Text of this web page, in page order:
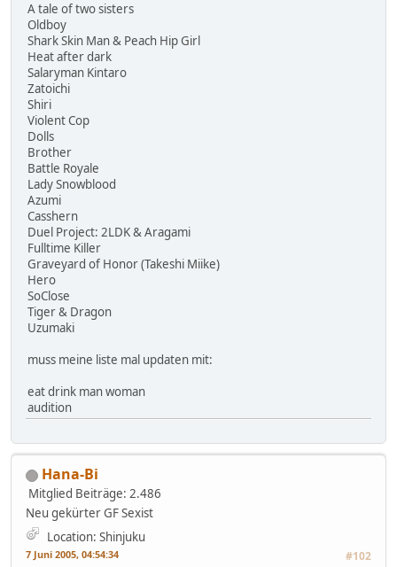
A tale of two sisters
Oldboy
Shark Skin Man & Peach Hip Girl
Heat after dark
Salaryman Kintaro
Zatoichi
Shiri
Violent Cop
Dolls
Brother
Battle Royale
Lady Snowblood
Azumi
Casshern
Duel Project: 2LDK & Aragami
Fulltime Killer
Graveyard of Honor (Takeshi Miike)
Hero
SoClose
Tiger & Dragon
Uzumaki
muss meine liste mal updaten mit:
eat drink man woman
audition
Hana-Bi
Mitglied Beiträge: 2.486
Neu gekürter GF Sexist
Location: Shinjuku
7 Juni 2005, 04:54:34 #102